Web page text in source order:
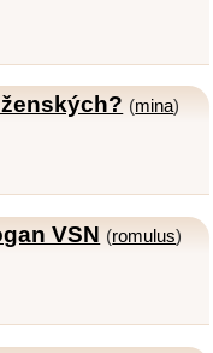
(mina)
VSN (romulus)